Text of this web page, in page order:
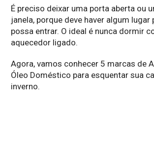
É preciso deixar uma porta aberta ou
janela, porque deve haver algum lugar
possa entrar. O ideal é nunca dormir
aquecedor ligado.
Agora, vamos conhecer 5 marcas de
Óleo Doméstico para esquentar sua
inverno.